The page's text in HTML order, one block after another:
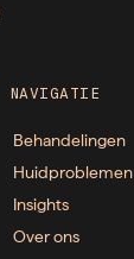
NAVIGATIE
Behandelingen
Huidproblemen
Insights
Over ons